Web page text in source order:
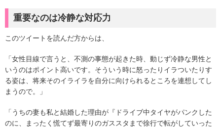
重要なのは冷静な対応力
このツイートを読んだ方からは、
「女性目線で言うと、不測の事態が起きた時、動じず冷静な男性と
いうのはポイント高いです。そういう時に怒ったりイラついたりす
る姿は、将来そのイライラを自分に向けられるところを連想してし
まうので。」
「うちの妻も私と結婚した理由が『ドライブ中タイヤがパンクした
のに、まったく慌てず最寄りのガススタまで徐行で転がしていった